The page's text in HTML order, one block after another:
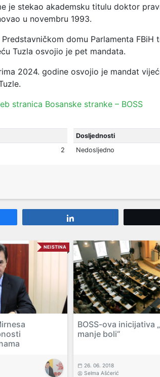
je stekao akademsku titulu doktor
u novembru 1993.
domu Parlamenta FBiH
Tuzla osvojio je pet mandata.
2024. godine osvojio je mandat
stranica Bosanske stranke – BOSS
2
Dosljednosti
Nedosljedno
NEISTINA
BOSS-ova inicijativa
manje boli“
26. 06. 2018
Selma Ašćerić